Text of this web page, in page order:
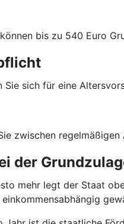
bis zu 540 Euro
sich für eine
zwischen
der
mehr legt der Staat